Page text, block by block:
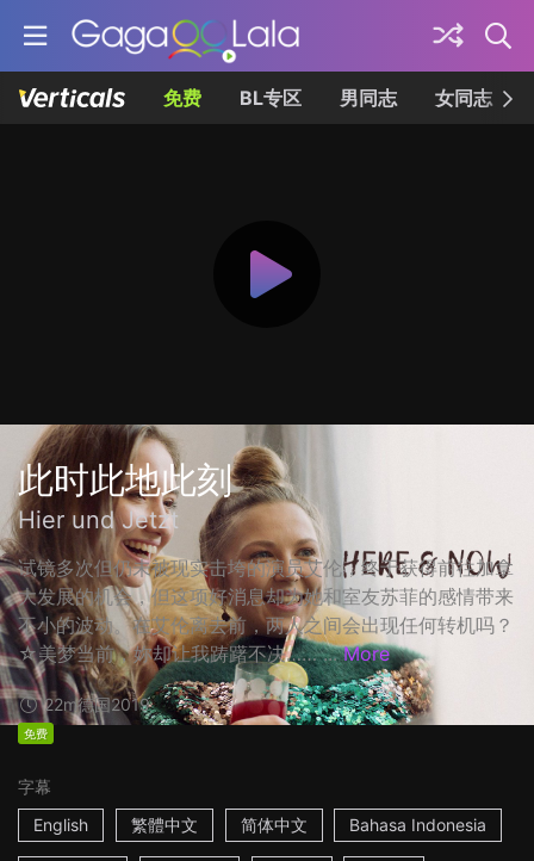
免费 BL专区 男同志 女同志
此时此地此刻
Hier und Jetzt
试镜多次但仍未被现实击垮的演员艾伦，终于获得前往加拿
大发展的机会，但这项好消息却为她和室友苏菲的感情带来
不小的波动。在艾伦离去前，两人之间会出现任何转机吗？
☆美梦当前，妳却让我踌躇不决…… ... More
22m德国2019
免费
字幕
English
繁體中文 简体中文 Bahasa Indonesia